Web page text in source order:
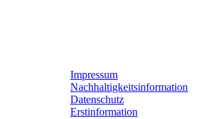
Impressum
Nachhaltigkeitsinformation
Datenschutz
Erstinformation